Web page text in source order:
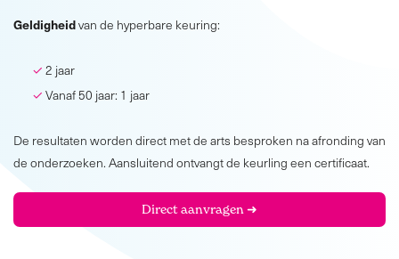
Geldigheidvan de hyperbare keuring:
2 jaar
Vanaf 50 jaar: 1 jaar
De resultaten worden direct met de arts besproken na afronding van
de onderzoeken. Aansluitend ontvangt de keurling een certificaat.
Direct aanvragen ➜